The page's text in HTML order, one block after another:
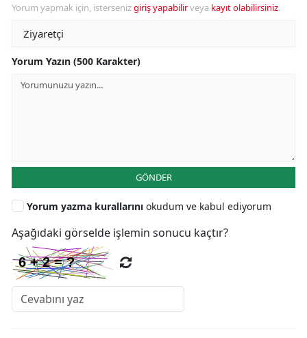
Yorum yapmak için, istersenizgiriş yapabilirveya kayıt olabilirsiniz.
Yorum Yazın (500 Karakter)
GÖNDER
Yorum yazma kurallarını okudum ve kabul ediyorum
Aşağıdaki görselde işlemin sonucu kaçtır?